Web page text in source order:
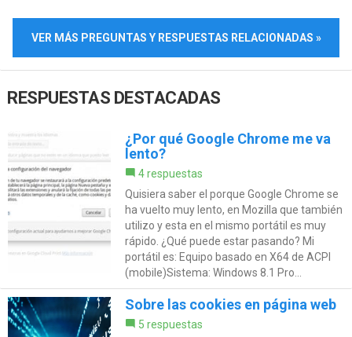
VER MÁS PREGUNTAS Y RESPUESTAS RELACIONADAS »
RESPUESTAS DESTACADAS
¿Por qué Google Chrome me va
lento?
4 respuestas
Quisiera saber el porque Google Chrome se
ha vuelto muy lento, en Mozilla que también
utilizo y esta en el mismo portátil es muy
rápido. ¿Qué puede estar pasando? Mi
portátil es: Equipo basado en X64 de ACPI
(mobile)Sistema: Windows 8.1 Pro...
Sobre las cookies en página web
5 respuestas